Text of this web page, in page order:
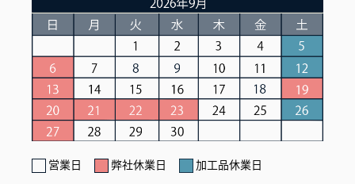
営業日 弊社休業日
加工品休業日